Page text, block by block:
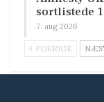
sortlistede
7. aug 2026
FORRIGE